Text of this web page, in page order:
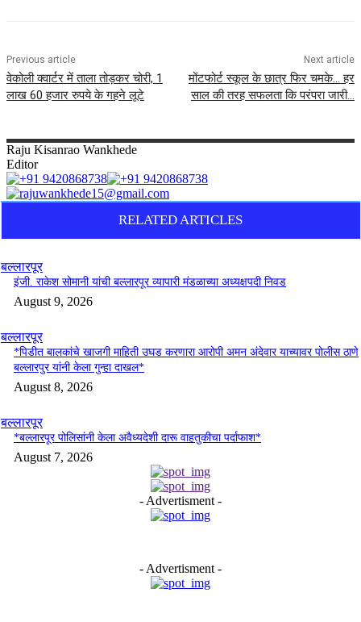
Previous article
वेकोली क्वार्टर में ताला तोड़कर चोरी, 1
लाख 60 हजार रुपये के गहने लूटे
Next article
मोंटफोर्ट स्कूल के छात्र फिर चमके… हर
साल की तरह सफलता कि परंपरा जारी…
Raju Kisanrao Wankhede
Editor
RELATED ARTICLES
बल्लारपूर
इंजी. राकेश सोमानी यांची बल्लारपूर व्यापारी मंडळाच्या अध्यक्षपदी निवड
August 9, 2026
बल्लारपूर
*पिडीत बालकांचे खाजगी माहिती उघड करणारा आरोपी अमन अंदेवार याच्यावर पोलीस ठाणे
बल्लारपुर यांनी केला गुन्हा दाखल*
August 8, 2026
बल्लारपूर
*बल्लारपूर पोलिसांनी केला अवैध्यदेशी दारू वाहतुकीचा पर्दाफाश*
August 7, 2026
- Advertisment -
- Advertisment -